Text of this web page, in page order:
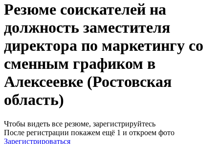
Резюме соискателей на
должность заместителя
директора по маркетингу со
сменным графиком в
Алексеевке (Ростовская
область)
Чтобы видеть все резюме, зарегистрируйтесь
После регистрации покажем ещё 1 и откроем фото
Зарегистрироваться